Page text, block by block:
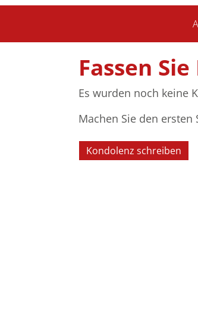
Fassen
Es wurden noch keine
Machen Sie den
Kondolenz schreiben